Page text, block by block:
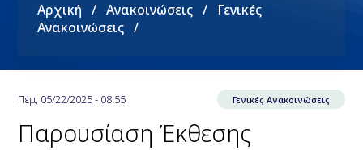
Breadcrumb
Αρχική Ανακοινώσεις
Γενικές
Ανακοινώσεις
Πέμ, 05/22/2025 - 08:55 Γενικές Ανακοινώσεις
Παρουσίαση Έκθεσης